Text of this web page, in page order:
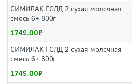
СИМИЛАК ГОЛД 2 сухая молочная
смесь 6+ 800г
1749.00
СИМИЛАК ГОЛД 2 сухая молочная
смесь 6+ 800г
1749.00